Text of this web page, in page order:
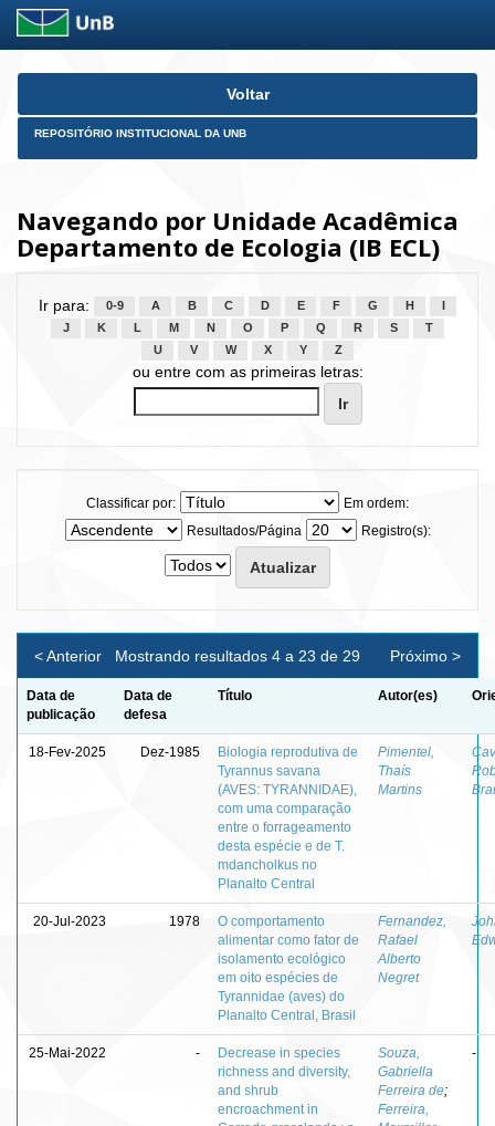
Skip
Voltar
REPOSITÓRIO INSTITUCIONAL DA UNB
Navegando por Unidade Acadêmica
Departamento de Ecologia (IB ECL)
Ir para: 0-9 A B C D E F G H
J
K L M N O P Q R S
T
U
V W X Y Z
ou entre com as primeiras letras:
Classificar por:
Em ordem:
Resultados/Página
Registro(s):
Mostrando resultados 4 a 23 de 29
< Anterior Próximo >
Data de
publicação
Data de
defesa
Título Autor(es)
18-Fev-2025 Dez-1985
Biologia reprodutiva de
Tyrannus savana
(AVES: TYRANNIDAE),
com uma comparação
entre o forrageamento
desta espécie e de T.
mdancholkus no
Planalto Central
Pimentel,
Thaís
Martins
20-Jul-2023 1978
O comportamento
alimentar como fator de
isolamento ecológico
em oito espécies de
Tyrannidae (aves) do
Planalto Central, Brasil
Fernandez,
Rafael
Alberto
Negret
25-Mai-2022 -
Decrease in species
richness and diversity,
and shrub
encroachment in
Souza,
Gabriella
Ferreira de;
Ferreira,
-